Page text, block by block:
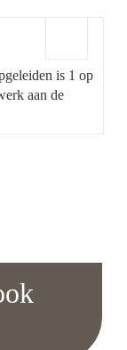
is 1 op
aan de